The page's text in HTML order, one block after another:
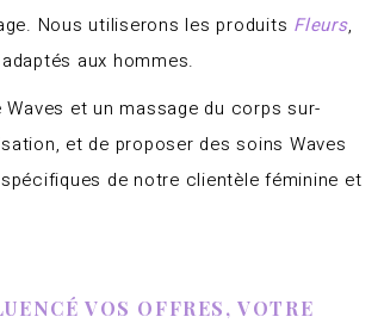
Nous utiliserons les produits Fleurs,
aux hommes.
et un massage du corps sur-
et de proposer des soins Waves
de notre clientèle féminine et
VOS OFFRES, VOTRE